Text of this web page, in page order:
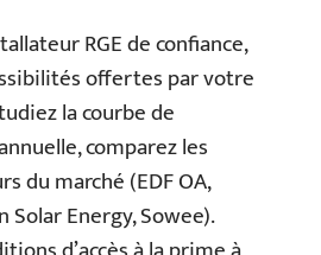
RGE de confiance,
offertes par votre
la courbe de
comparez les
du marché (EDF OA,
Solar Energy, Sowee).